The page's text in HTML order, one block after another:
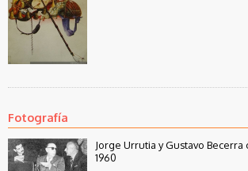
Fotografía
Jorge Urrutia y Gustavo Becerra
1960